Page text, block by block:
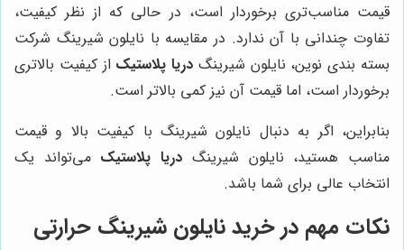
قیمت مناسب‌تری برخوردار است، در حالی که از نظر کیفیت،
تفاوت چندانی با آن ندارد. در مقایسه با نایلون شیرینگ شرکت
بسته بندی نوین، نایلون شیرینگ دریا پلاستیک از کیفیت بالاتری
برخوردار است، اما قیمت آن نیز کمی بالاتر است.
بنابراین، اگر به دنبال نایلون شیرینگ با کیفیت بالا و قیمت
مناسب هستید، نایلون شیرینگ دریا پلاستیک می‌تواند یک
انتخاب عالی برای شما باشد.
نکات مهم در خرید نایلون شیرینگ حرارتی